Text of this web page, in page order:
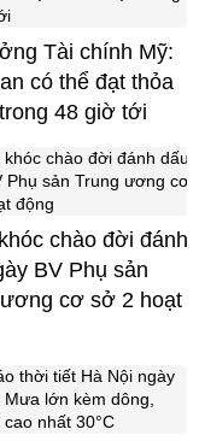
Tài chính Mỹ:
có thể đạt thỏa
48 giờ tới
chào đời đánh
BV Phụ sản
cơ sở 2 hoạt